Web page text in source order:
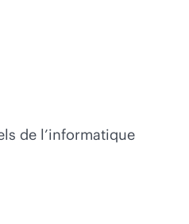
de l’informatique